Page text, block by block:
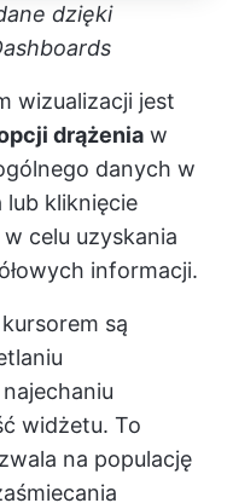
dzięki
wizualizacji jest
drążenia w
danych w
kliknięcie
celu uzyskania
informacji.
są
widżetu. To
na populację